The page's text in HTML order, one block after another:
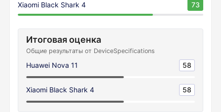
Xiaomi Black Shark 4 73
Итоговая оценка
Общие результаты от DeviceSpecifications
Huawei Nova 11 58
Xiaomi Black Shark 4 58